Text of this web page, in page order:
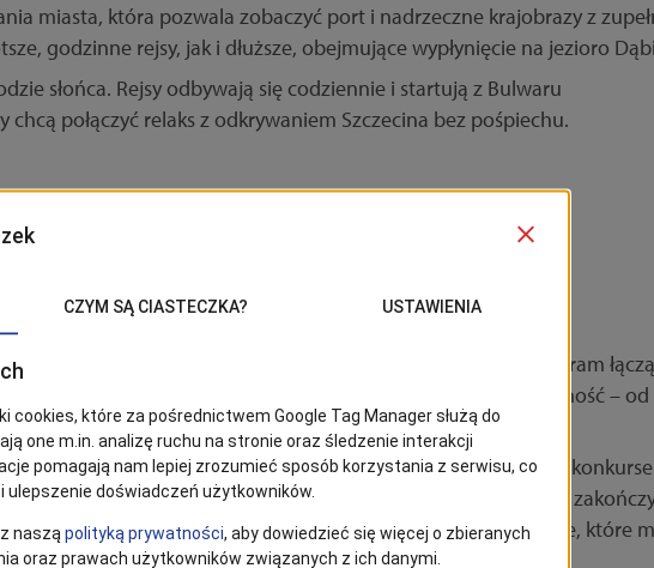
miasta, która pozwala zobaczyć port i nadrzeczne krajobrazy z
godzinne rejsy, jak i dłuższe, obejmujące wypłynięcie na jezioro
słońca. Rejsy odbywają się codziennie i startują z Bulwaru
połączyć relaks z odkrywaniem Szczecina bez pośpiechu.
dla całych rodzin. W dniach 1–3 maja na gości czeka program
wydarzenia muzyczne. Organizatorzy stawiają na różnorodność – od
em, dzięki czemu każdy znajdzie coś dla siebie.
piątek zaplanowano rodzinne animacje i wieczorną imprezę z
weekend. Sobota to wydarzenia w klimacie retro, a niedziela
cały weekend dostępne będą dodatkowe konkursy i atrakcje, które